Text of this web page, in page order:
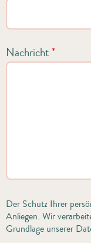
Nachricht*
Der Schutz Ihrer
Anliegen. Wir
Grundlage unserer